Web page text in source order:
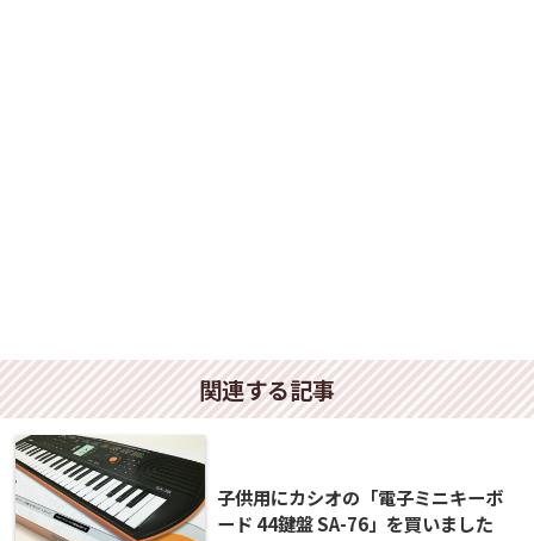
関連する記事
子供用にカシオの「電子ミニキーボ
ード 44鍵盤 SA-76」を買いました